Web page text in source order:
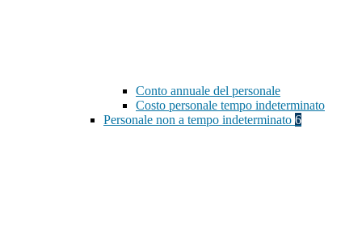
Conto annuale del personale
Costo personale tempo indeterminato
Personale non a tempo indeterminato 6